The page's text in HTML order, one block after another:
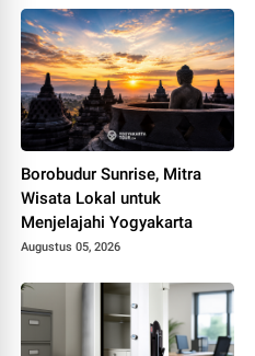
Borobudur Sunrise, Mitra
Wisata Lokal untuk
Menjelajahi Yogyakarta
Augustus 05, 2026